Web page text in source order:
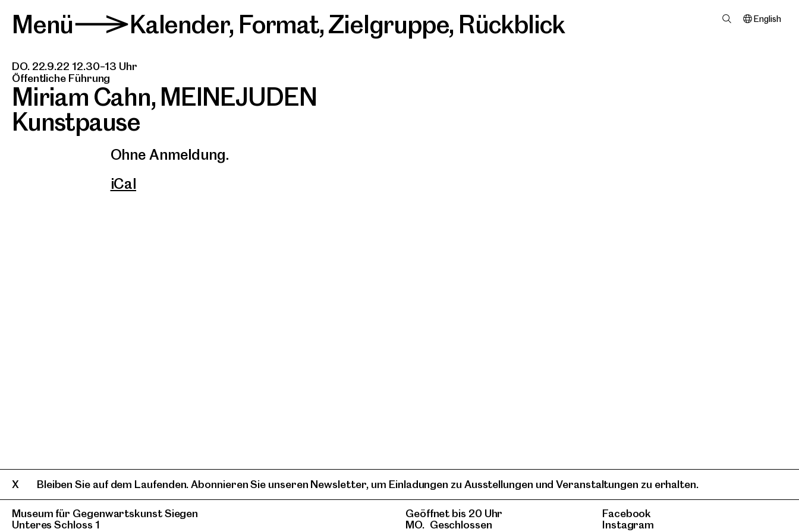
Menü>Kalender, Format,Zielgruppe, Rückblick English
DO. 22.9.22 12.30–13 Uhr
Öffentliche Führung
Miriam Cahn, MEINEJUDEN
Kunstpause
Ohne Anmeldung.
iCal
Museum für Gegenwartskunst Siegen
Unteres Schloss 1
Geöffnet bis 20 Uhr
MO. Geschlossen
Facebook
Instagram
Bleiben Sie auf dem Laufenden. Abonnieren Sie unseren Newsletter, um Einladungen zu Ausstellungen und Veranstaltungen zu erhalten.